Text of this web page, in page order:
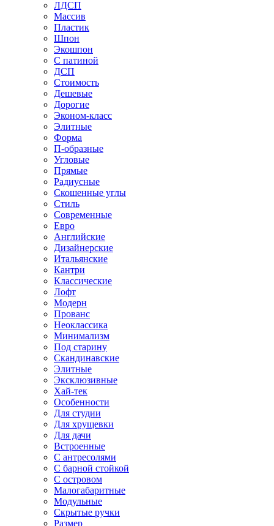
ЛДСП
Массив
Пластик
Шпон
Экошпон
С патиной
ДСП
Стоимость
Дешевые
Дорогие
Эконом-класс
Элитные
Форма
П-образные
Угловые
Прямые
Радиусные
Скошенные углы
Стиль
Современные
Евро
Английские
Дизайнерские
Итальянские
Кантри
Классические
Лофт
Модерн
Прованс
Неоклассика
Минимализм
Под старину
Скандинавские
Элитные
Эксклюзивные
Хай-тек
Особенности
Для студии
Для хрущевки
Для дачи
Встроенные
С антресолями
С барной стойкой
С островом
Малогабаритные
Модульные
Скрытые ручки
Размер